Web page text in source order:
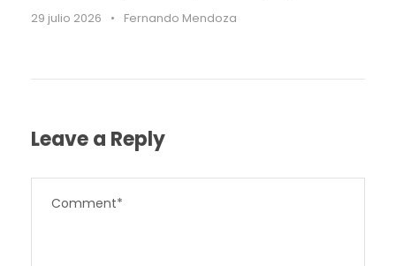
29 julio 2026 • Fernando Mendoza
Leave a Reply